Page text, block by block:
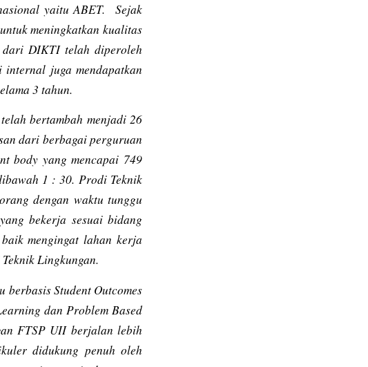
yaitu ABET. Sejak
meningkatkan kualitas
dari DIKTI telah diperoleh
juga mendapatkan
3 tahun.
bertambah menjadi 26
dari berbagai perguruan
body yang mencapai 749
1 : 30. Prodi Teknik
dengan waktu tunggu
bekerja sesuai bidang
mengingat lahan kerja
Lingkungan.
berbasisStudent Outcomes
danProblem Based
FTSP UII berjalan lebih
didukung penuh oleh